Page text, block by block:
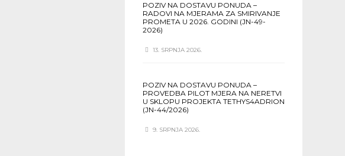
POZIV NA DOSTAVU PONUDA –
RADOVI NA MJERAMA ZA SMIRIVANJE
PROMETA U 2026. GODINI (JN-49-
2026)
13. SRPNJA 2026.
POZIV NA DOSTAVU PONUDA –
PROVEDBA PILOT MJERA NA NERETVI
U SKLOPU PROJEKTA TETHYS4ADRION
(JN-44/2026)
9. SRPNJA 2026.